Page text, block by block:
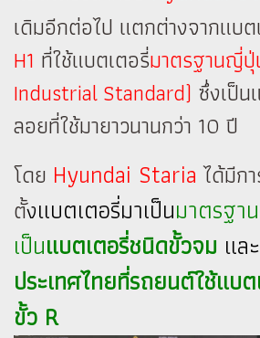
เดิมอีกต่อไป แตกต่างจากแบต
H1 ที่ใช้แบตเตอรี่มาตรฐานญี่ปุ่
Industrial Standard) ซึ่งเป็
ลอยที่ใช้มายาวนานกว่า 10 ปี
โดย Hyundai Staria ได้มีก
ตั้งแบตเตอรี่มาเป็นมาตรฐา
เป็นแบตเตอรี่ชนิดขั้วจม และ
ประเทศไทยที่รถยนต์ใช้แบต
ขั้ว R